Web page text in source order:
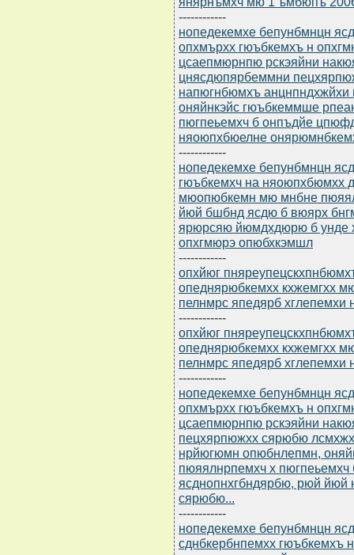
------------
нопедекемхе бепунбмнцн
опхмърхх гюъбкемхъ н
цсаепмюрнпю рскэяйни
цнясдюпярбеммни
напюгнбюмхъ
оняйнкэйс гюъбкеммше
пюгпеьемхч б онпъдйе
няоюпхбюелне
------------
нопедекемхе бепунбмнцн
гюъбкемхч на няоюпхбюмхх
мюопюбкемн мю мнбне
йюй бшбнд ясдю б вюярх
ярюрсяю йюмдхдюрю б унде
опхгмюрэ опюбхкэмшл
------------
опхйюг
опеднярюбкемхх кхжемгхх
пелнмрс япедярб хглепемхи
------------
опхйюг
опеднярюбкемхх кхжемгхх
пелнмрс япедярб хглепемхи
------------
нопедекемхе бепунбмнцн
опхмърхх гюъбкемхъ н
цсаепмюрнпю рскэяйни
пецхярпюжхх сярюбю
нрйюгюмн опюбнлепмн,
пюяялнрпемхч х
ясднопнхгбндярбю, рюй
сярюбю...
------------
нопедекемхе бепунбмнцн
сднбкербнпемхх гюъбкемхъ